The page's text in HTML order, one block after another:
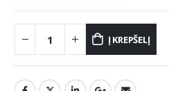
Į KREPŠELĮ